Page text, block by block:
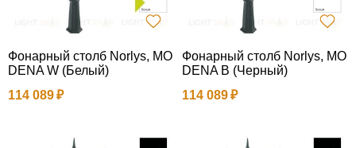
Фонарный столб Norlys, MO
DENA W (Белый)
114 089
Фонарный столб Norlys, MO
DENA B (Черный)
114 089